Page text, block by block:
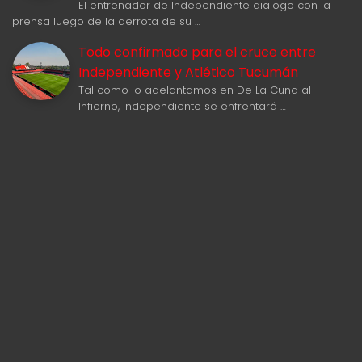
El entrenador de Independiente dialogo con la
prensa luego de la derrota de su …
Todo confirmado para el cruce entre
Independiente y Atlético Tucumán
Tal como lo adelantamos en De La Cuna al
Infierno, Independiente se enfrentará …